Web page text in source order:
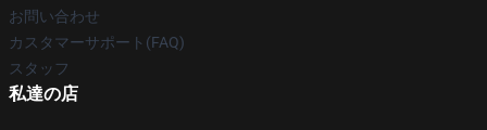
お問い合わせ
カスタマーサポート(FAQ)
スタッフ
私達の店